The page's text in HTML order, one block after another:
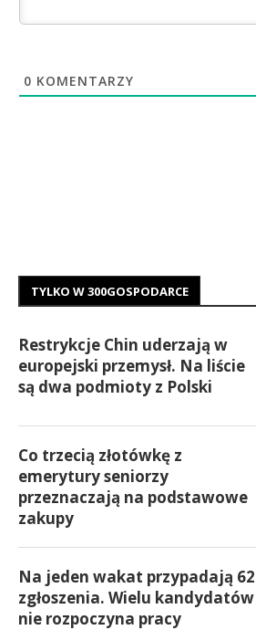
0 KOMENTARZY
TYLKO W 300GOSPODARCE
Restrykcje Chin uderzają w
europejski przemysł. Na liście
są dwa podmioty z Polski
Co trzecią złotówkę z
emerytury seniorzy
przeznaczają na podstawowe
zakupy
Na jeden wakat przypadają 62
zgłoszenia. Wielu kandydatów
nie rozpoczyna pracy